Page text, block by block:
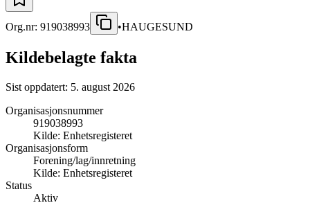
Org.nr: 919038993 •HAUGESUND
Kildebelagte fakta
Sist oppdatert: 5. august 2026
Organisasjonsnummer
919038993
Kilde: Enhetsregisteret
Organisasjonsform
Forening/lag/innretning
Kilde: Enhetsregisteret
Status
Aktiv